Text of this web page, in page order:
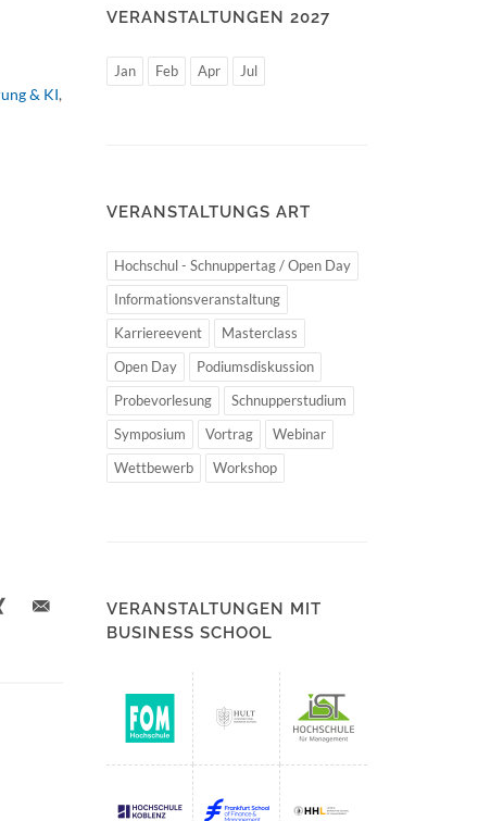
& KI,
VERANSTALTUNGEN 2027
Jan Feb Apr Jul
VERANSTALTUNGS ART
Hochschul - Schnuppertag / Open Day
Informationsveranstaltung
Karriereevent
Masterclass
Open Day
Podiumsdiskussion
Probevorlesung
Schnupperstudium
Symposium
Vortrag
Webinar
Wettbewerb
Workshop
VERANSTALTUNGEN MIT
BUSINESS SCHOOL